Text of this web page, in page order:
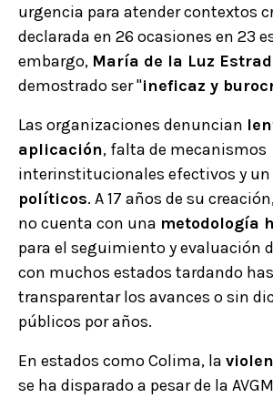
urgencia para atender contextos
declarada en 26 ocasiones en 23
embargo, María de la Luz
demostrado ser "ineficaz y
Las organizaciones denuncian
aplicación, falta de mecanismos
interinstitucionales efectivos y un
políticos. A 17 años de su
no cuenta con una metodología
para el seguimiento y evaluación
con muchos estados tardando
transparentar los avances o sin
públicos por años.
En estados como Colima, la
se ha disparado a pesar de la